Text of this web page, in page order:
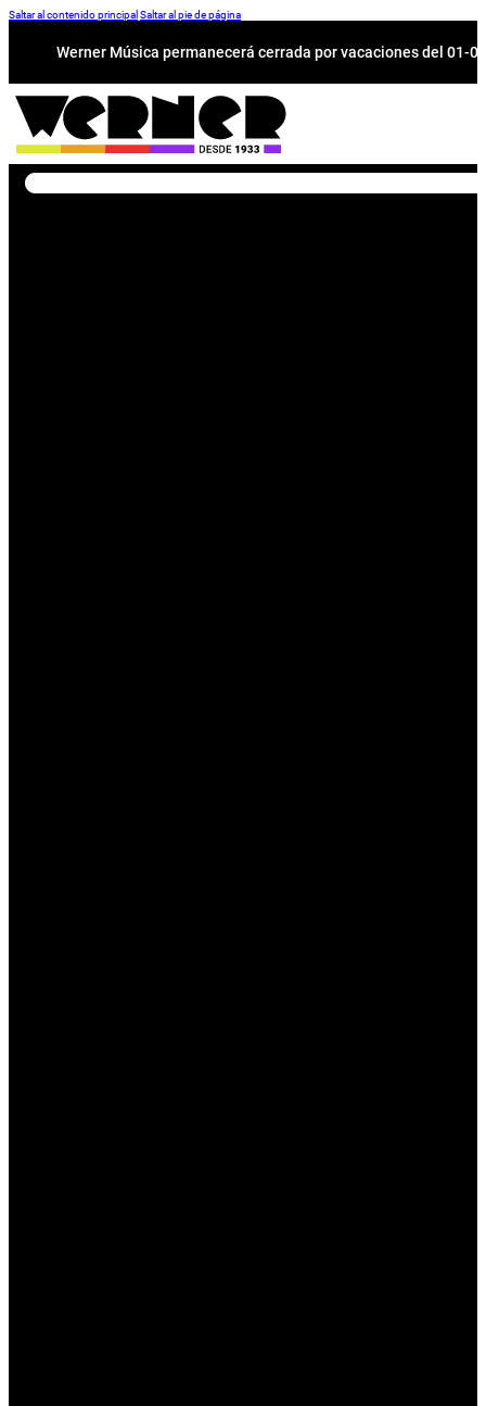
Saltar al contenido principal Saltar al pie de página
Werner Música permanecerá cerrada por vacaciones del 01-
Buscar